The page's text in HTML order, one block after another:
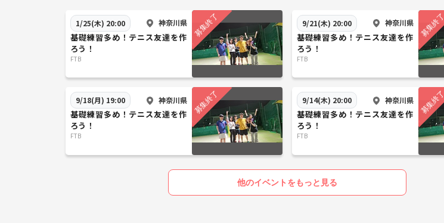
1/25(木) 20:00 神奈川県
基礎練習多め！テニス友達を作
ろう！
FTB
9/21(木) 20:00 神奈川県
基礎練習多め！テニス友達を作
ろう！
FTB
9/18(月) 19:00 神奈川県
基礎練習多め！テニス友達を作
ろう！
FTB
9/14(木) 20:00 神奈川県
基礎練習多め！テニス友達を作
ろう！
FTB
他のイベントをもっと見る